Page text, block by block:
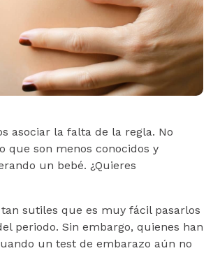
asociar la falta de la regla. No
que son menos conocidos y
un bebé. ¿Quieres
sutiles que es muy fácil pasarlos
periodo. Sin embargo, quienes han
un test de embarazo aún no